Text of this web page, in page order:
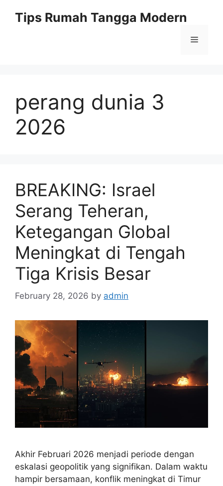
Tips Rumah Tangga Modern
Menu
perang dunia 3
2026
BREAKING: Israel
Serang Teheran,
Ketegangan Global
Meningkat di Tengah
Tiga Krisis Besar
February 28, 2026 by admin
Akhir Februari 2026 menjadi periode dengan
eskalasi geopolitik yang signifikan. Dalam waktu
hampir bersamaan, konflik meningkat di Timur